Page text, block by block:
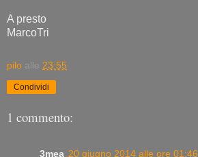
A presto
MarcoTri
pilo alle 23:55
Condividi
1 commento:
3mea 20 giugno 2014 alle ore 01:46